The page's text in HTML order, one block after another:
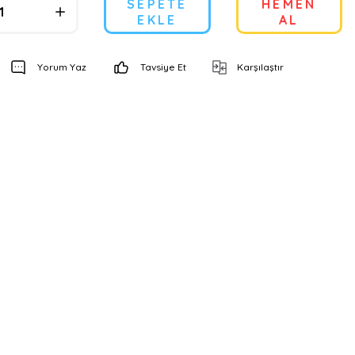
SEPETE
EKLE
HEMEN
AL
Yorum Yaz Tavsiye Et Karşılaştır